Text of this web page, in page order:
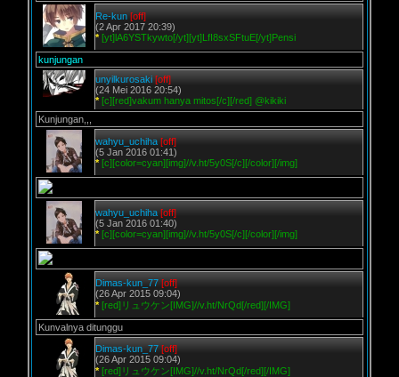
Re-kun [off]
(2 Apr 2017 20:39)
* [yt]lA6YSTkywto[/yt][yt]LfI8sxSFtuE[/yt]Pensi
kunjungan
unyilkurosaki [off]
(24 Mei 2016 20:54)
* [c][red]vakum hanya mitos[/c][/red] @kikiki
Kunjungan,,,
wahyu_uchiha [off]
(5 Jan 2016 01:41)
* [c][color=cyan][img]//v.ht/5y0S[/c][/color][/img]
wahyu_uchiha [off]
(5 Jan 2016 01:40)
* [c][color=cyan][img]//v.ht/5y0S[/c][/color][/img]
Dimas-kun_77 [off]
(26 Apr 2015 09:04)
* [red]リュウケン[IMG]//v.ht/NrQd[/red][/IMG]
Kunvalnya ditunggu
Dimas-kun_77 [off]
(26 Apr 2015 09:04)
* [red]リュウケン[IMG]//v.ht/NrQd[/red][/IMG]